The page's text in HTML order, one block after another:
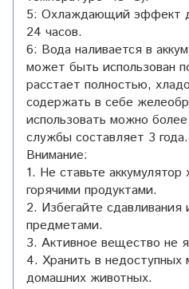
5: Охлаждающий эффект
24 часов.
6: Вода наливается в
может быть использован
расстает полностью,
содержать в себе
использовать можно
службы составляет 3 года.
Внимание:
1. Не ставьте
горячими продуктами.
2. Избегайте
предметами.
3. Активное вещество не
4. Хранить в недоступных
домашних животных.